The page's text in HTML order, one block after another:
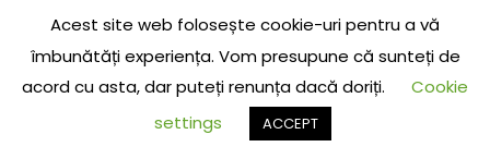
PURPLE
Acest site web folosește cookie-uri pentru a vă
îmbunătăți experiența. Vom presupune că sunteți de
acord cu asta, dar puteți renunța dacă doriți.
Cookie
settings
ACCEPT